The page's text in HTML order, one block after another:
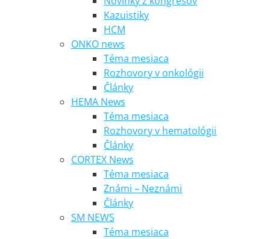
Kazuistiky
HCM
ONKO news
Téma mesiaca
Rozhovory v onkológii
Články
HEMA News
Téma mesiaca
Rozhovory v hematológii
Články
CORTEX News
Téma mesiaca
Známi – Neznámi
Články
SM NEWS
Téma mesiaca